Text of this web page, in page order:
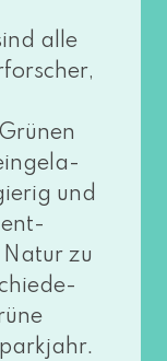
alle
und
ent­
zu